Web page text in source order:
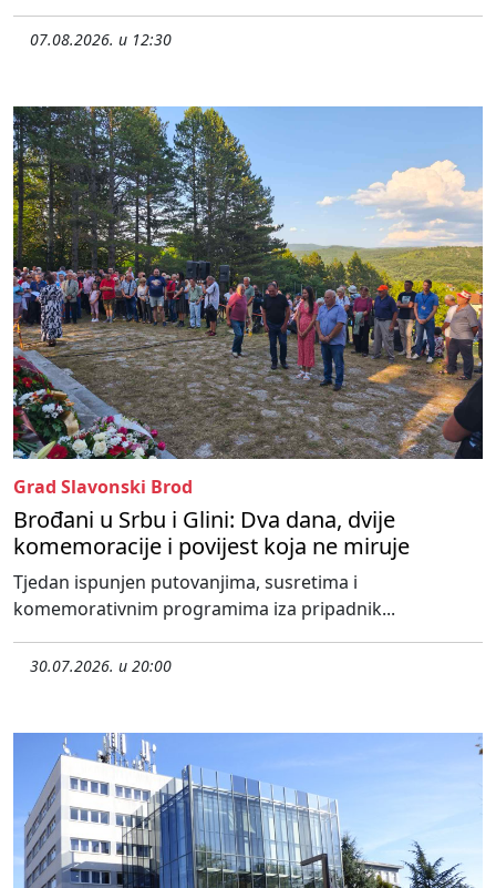
07.08.2026. u 12:30
Grad Slavonski Brod
Brođani u Srbu i Glini: Dva dana, dvije
komemoracije i povijest koja ne miruje
Tjedan ispunjen putovanjima, susretima i
komemorativnim programima iza pripadnik...
30.07.2026. u 20:00